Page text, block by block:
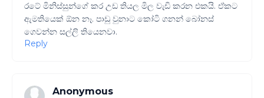
රටේ මිනිස්සුන්ගේ කර උඩ තියල මිල වැඩි කරන එකයි. ඒකට
ඇමතියෙක් ඕන නෑ. පාඩු වුනාට කෝටි ගනන් බෝනස්
ගෙවන්න සල්ලි තියෙනවා.
Reply
Anonymous